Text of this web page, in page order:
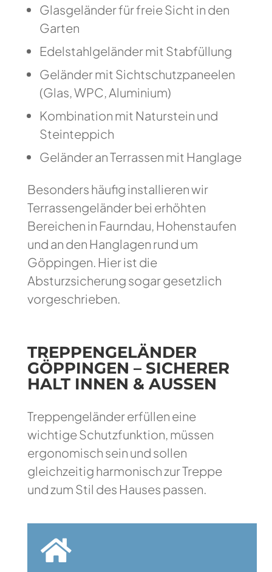
Glasgeländer für freie Sicht in den
Garten
Edelstahlgeländer mit Stabfüllung
Geländer mit Sichtschutzpaneelen
(Glas, WPC, Aluminium)
Kombination mit Naturstein und
Steinteppich
Geländer an Terrassen mit Hanglage
Besonders häufig installieren wir
Terrassengeländer bei erhöhten
Bereichen in Faurndau, Hohenstaufen
und an den Hanglagen rund um
Göppingen. Hier ist die
Absturzsicherung sogar gesetzlich
vorgeschrieben.
TREPPENGELÄNDER
GÖPPINGEN – SICHERER
HALT INNEN & AUSSEN
Treppengeländer erfüllen eine
wichtige Schutzfunktion, müssen
ergonomisch sein und sollen
gleichzeitig harmonisch zur Treppe
und zum Stil des Hauses passen.
